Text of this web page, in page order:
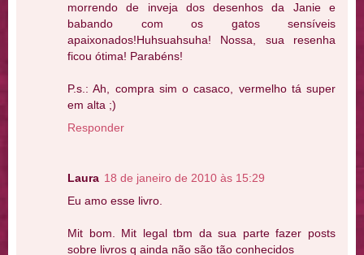
morrendo de inveja dos desenhos da Janie e
babando com os gatos sensíveis
apaixonados!Huhsuahsuha! Nossa, sua resenha
ficou ótima! Parabéns!
P.s.: Ah, compra sim o casaco, vermelho tá super
em alta ;)
Responder
Laura 18 de janeiro de 2010 às 15:29
Eu amo esse livro.
Mit bom. Mit legal tbm da sua parte fazer posts
sobre livros q ainda não são tão conhecidos